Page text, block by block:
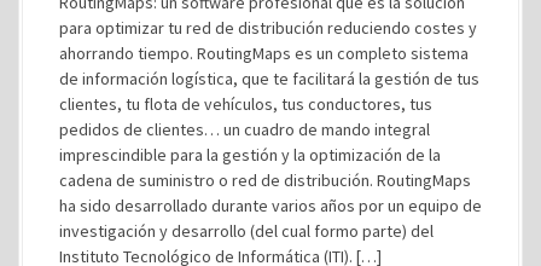
para optimizar tu red de distribución reduciendo costes y
ahorrando tiempo. RoutingMaps es un completo sistema
de información logística, que te facilitará la gestión de tus
clientes, tu flota de vehículos, tus conductores, tus
pedidos de clientes… un cuadro de mando integral
imprescindible para la gestión y la optimización de la
cadena de suministro o red de distribución. RoutingMaps
ha sido desarrollado durante varios años por un equipo de
investigación y desarrollo (del cual formo parte) del
Instituto Tecnológico de Informática (ITI). […]